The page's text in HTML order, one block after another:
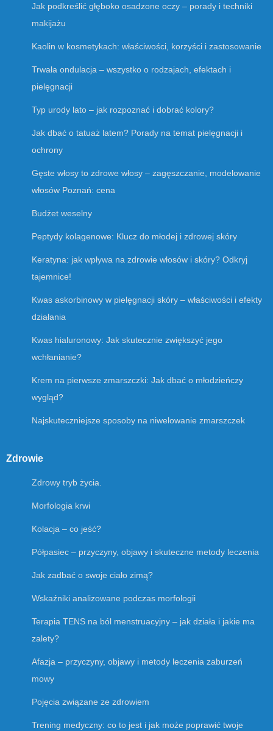
Jak podkreślić głęboko osadzone oczy – porady i techniki
makijażu
Kaolin w kosmetykach: właściwości, korzyści i zastosowanie
Trwała ondulacja – wszystko o rodzajach, efektach i
pielęgnacji
Typ urody lato – jak rozpoznać i dobrać kolory?
Jak dbać o tatuaż latem? Porady na temat pielęgnacji i
ochrony
Gęste włosy to zdrowe włosy – zagęszczanie, modelowanie
włosów Poznań: cena
Budżet weselny
Peptydy kolagenowe: Klucz do młodej i zdrowej skóry
Keratyna: jak wpływa na zdrowie włosów i skóry? Odkryj
tajemnice!
Kwas askorbinowy w pielęgnacji skóry – właściwości i efekty
działania
Kwas hialuronowy: Jak skutecznie zwiększyć jego
wchłanianie?
Krem na pierwsze zmarszczki: Jak dbać o młodzieńczy
wygląd?
Najskuteczniejsze sposoby na niwelowanie zmarszczek
Zdrowie
Zdrowy tryb życia.
Morfologia krwi
Kolacja – co jeść?
Półpasiec – przyczyny, objawy i skuteczne metody leczenia
Jak zadbać o swoje ciało zimą?
Wskaźniki analizowane podczas morfologii
Terapia TENS na ból menstruacyjny – jak działa i jakie ma
zalety?
Afazja – przyczyny, objawy i metody leczenia zaburzeń
mowy
Pojęcia związane ze zdrowiem
Trening medyczny: co to jest i jak może poprawić twoje